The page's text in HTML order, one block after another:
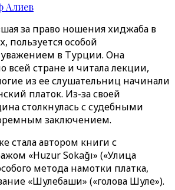
Алиев
за право ношения хиджаба в
пользуется особой
в Турции. Она
всей стране и читала лекции,
из ее слушательниц начинали
платок. Из-за своей
столкнулась с судебными
заключением.
стала автором книги с
«Huzur Sokağı» («Улица
метода намотки платка,
«Шулебаши» («голова Шуле»).